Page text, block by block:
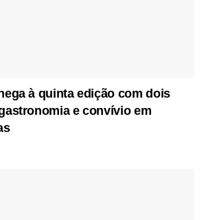
à quinta edição com dois
e convívio em